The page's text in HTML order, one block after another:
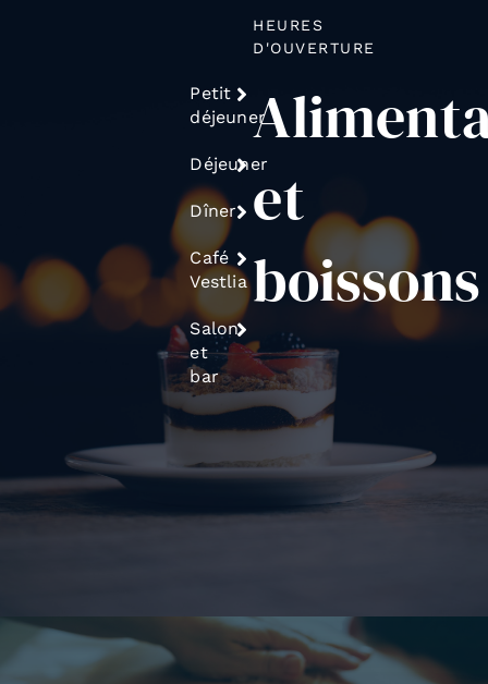
et
boissons
HEURES
D'OUVERTURE
Petit
déjeuner
Déjeuner
Dîner
Café
Vestlia
Salon
et
bar